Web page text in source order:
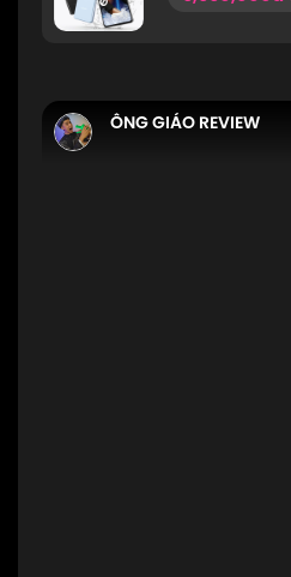
ÔNG GIÁO REVIEW